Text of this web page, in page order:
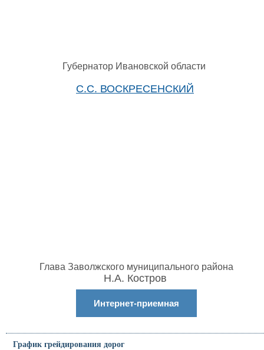
Губернатор Ивановской области
С.С. ВОСКРЕСЕНСКИЙ
Глава Заволжского муниципального района
Н.А. Костров
Интернет-приемная
График грейдирования дорог